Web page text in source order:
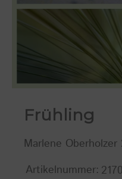
Frühling
Marlene Oberholzer
Artikelnummer: 2170